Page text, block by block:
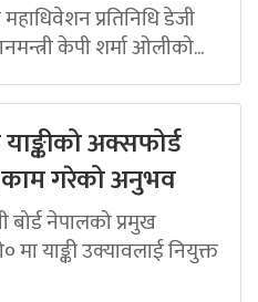
प्रतिनिधि डेजी
केपी शर्मा ओलीको...
अक्सफोर्ड
काम गरेको अनुभव
नेपालको प्रमुख
याङ्की उक्यावलाई नियुक्त